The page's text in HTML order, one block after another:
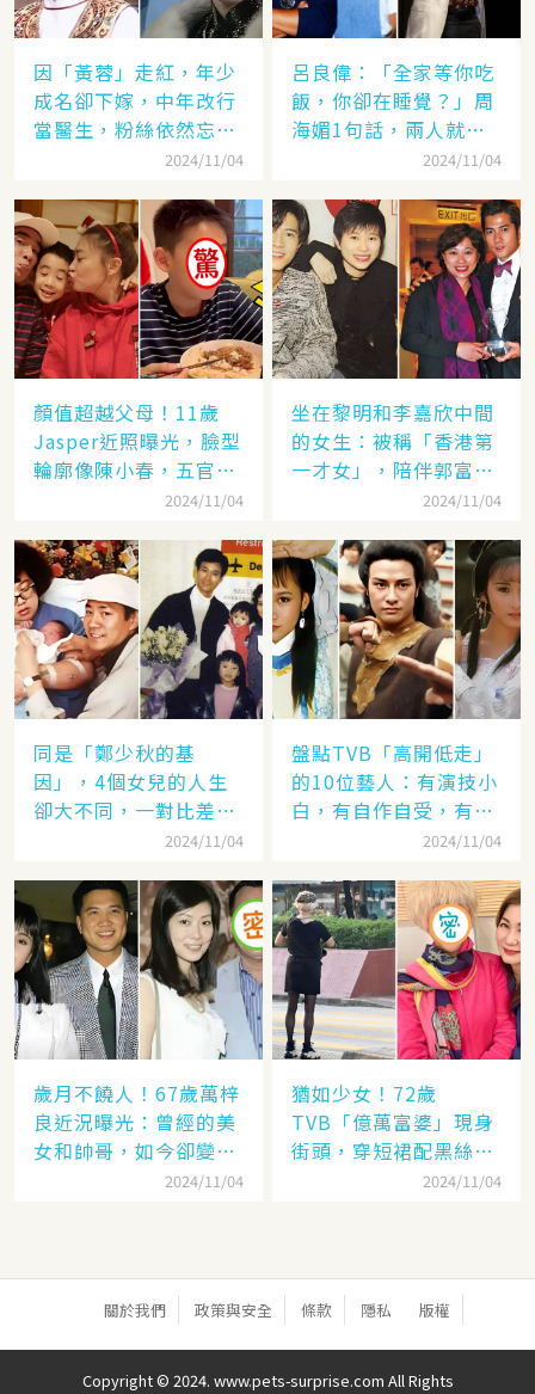
因「黃蓉」走紅，年少
成名卻下嫁，中年改行
當醫生，粉絲依然忘不
2024/11/04
呂良偉：「全家等你吃
飯，你卻在睡覺？」周
海媚1句話，兩人就此
2024/11/04
顏值超越父母！11歲
Jasper近照曝光，臉型
輪廓像陳小春，五官卻
更像應采兒網驚：完美
2024/11/04
坐在黎明和李嘉欣中間
的女生：被稱「香港第
一才女」，陪伴郭富城
「29年」卻看他娶了別
2024/11/04
同是「鄭少秋的基
因」，4個女兒的人生
卻大不同，一對比差距
2024/11/04
盤點TVB「高開低走」
的10位藝人：有演技小
白，有自作自受，有遭
封殺，一手好牌打稀爛
2024/11/04
歲月不饒人！67歲萬梓
良近況曝光：曾經的美
女和帥哥，如今卻變成
了「美女和老爹」2024/11/04
猶如少女！72歲
TVB「億萬富婆」現身
街頭，穿短裙配黑絲太
撩人，網：看「背影」
2024/11/04
關於我們 政策與安全 條款 隱私 版權
Copyright © 2024. www.pets-surprise.com All Rights